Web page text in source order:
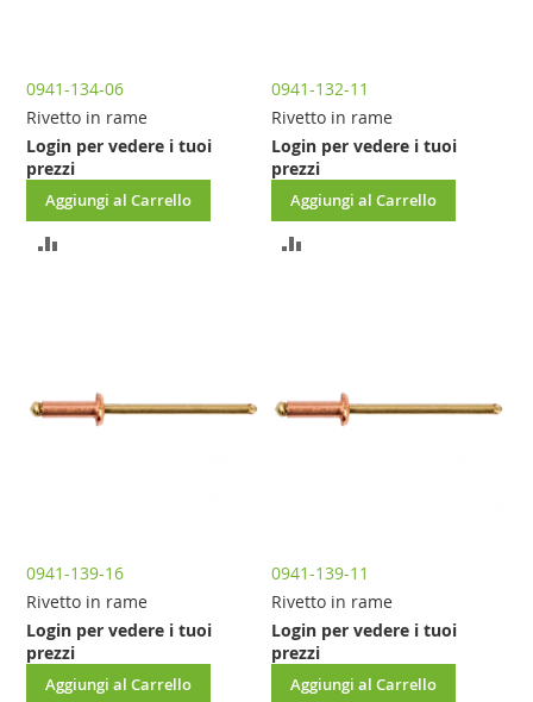
0941-134-06
Rivetto in rame
Login per vedere i tuoi
prezzi
Aggiungi al Carrello
AGGIUNGI
0941-132-11
Rivetto in rame
Login per vedere i tuoi
prezzi
Aggiungi al Carrello
0941-139-16
Rivetto in rame
Login per vedere i tuoi
prezzi
Aggiungi al Carrello
0941-139-11
Rivetto in rame
Login per vedere i tuoi
prezzi
Aggiungi al Carrello